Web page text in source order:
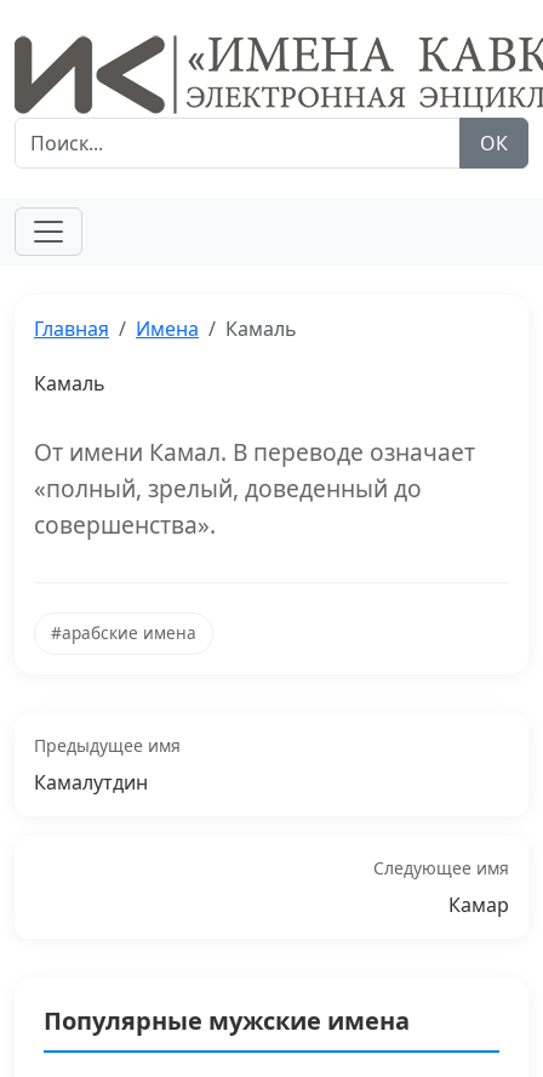
ОК
Главная Имена Камаль
Камаль
От имени Камал. В переводе означает
«полный, зрелый, доведенный до
совершенства».
#арабские имена
Предыдущее имя
Камалутдин
Следующее имя
Камар
Популярные мужские имена